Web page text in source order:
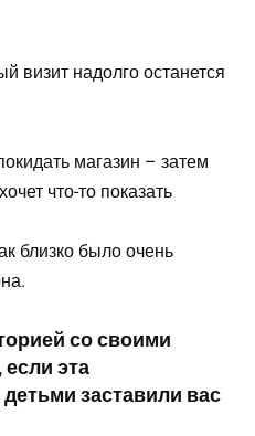
визит надолго останется
близко было очень
со своими
эта
заставили вас